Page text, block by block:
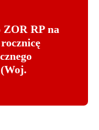
ZOR RP na